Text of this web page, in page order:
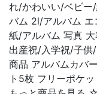
れ/かわいい/ベビー
バム 2l/アルバム エ
紙/アルバム 写真
出産祝/入学祝/子
商品 アルバムカバ
ト5枚 フリーポケ